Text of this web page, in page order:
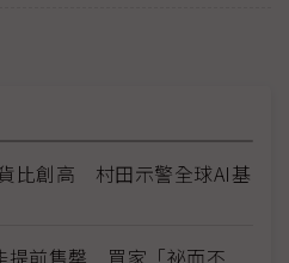
比創高 村田示警全球AI基
提前售罄 買家「祕而不